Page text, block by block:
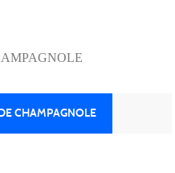
CHAMPAGNOLE